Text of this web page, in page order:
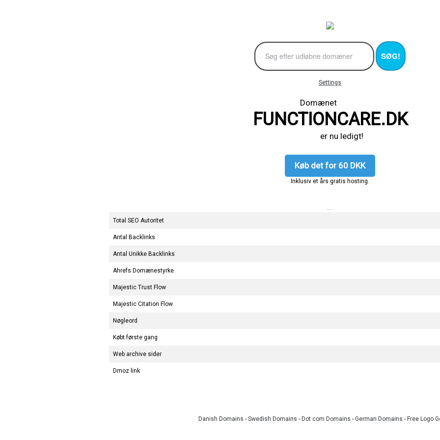
SØG!
Settings
Domænet
FUNCTIONCARE.DK
er nu ledigt!
Køb det for 60 DKK
Inklusiv et års gratis hosting.
Total SEO Autoritet
Antal Backlinks
Antal Unikke Backlinks
Ahrefs Domænestyrke
Majestic Trust Flow
Majestic Citation Flow
Nøgleord
Købt første gang
Web archive sider
Dmoz link
Danish Domains - Swedish Domains - Dot com Domains - German Domains - Free Logo